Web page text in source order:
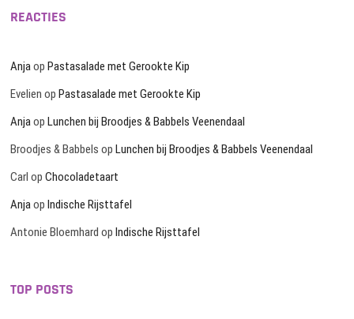
REACTIES
AnjaopPastasalade met Gerookte Kip
Evelien opPastasalade met Gerookte Kip
AnjaopLunchen bij Broodjes & Babbels Veenendaal
Broodjes & Babbels opLunchen bij Broodjes & Babbels Veenendaal
Carl opChocoladetaart
AnjaopIndische Rijsttafel
Antonie Bloemhard opIndische Rijsttafel
TOP POSTS